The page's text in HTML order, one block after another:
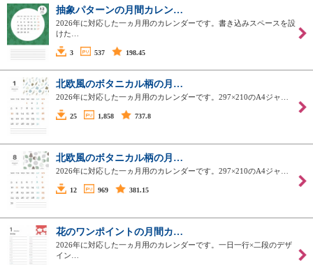
抽象パターンの月間カレン…
2026年に対応した一ヵ月用のカレンダーです。書き込みスペースを設
けた…
3 537 198.45
北欧風のボタニカル柄の月…
2026年に対応した一ヵ月用のカレンダーです。297×210のA4ジャ…
25 1,858 737.8
北欧風のボタニカル柄の月…
2026年に対応した一ヵ月用のカレンダーです。297×210のA4ジャ…
12 969 381.15
花のワンポイントの月間カ…
2026年に対応した一ヵ月用のカレンダーです。一日一行×二段のデザ
イン…